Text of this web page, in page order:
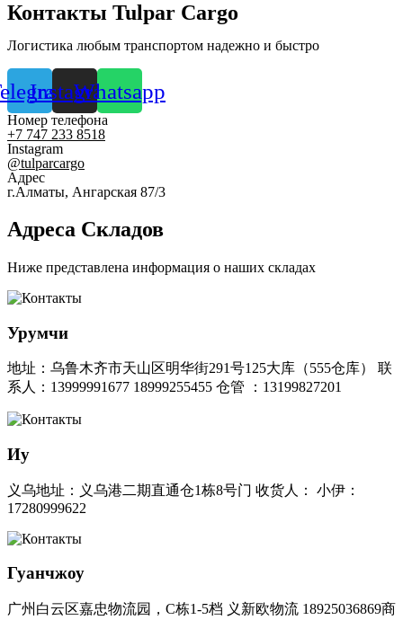
Контакты Tulpar Cargo
Логистика любым транспортом надежно и быстро
InstagramWhatsapp
Номер телефона
+7 747 233 8518
Instagram
@tulparcargo
Адрес
г.Алматы, Ангарская 87/3
Адреса Складов
Ниже представлена информация о наших складах
Урумчи
地址：乌鲁木齐市天山区明华街291号125大库（555仓库） 联
系人：13999991677 18999255455 仓管 ：13199827201
Иу
义乌地址：义乌港二期直通仓1栋8号门 收货人： 小伊：
17280999622
Гуанчжоу
广州白云区嘉忠物流园，C栋1-5档 义新欧物流 18925036869商